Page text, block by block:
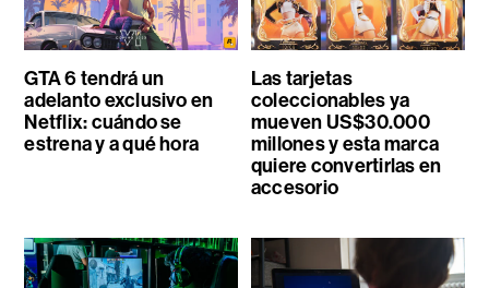
GTA 6 tendrá un
adelanto exclusivo en
Netflix: cuándo se
estrena y a qué hora
Las tarjetas
coleccionables ya
mueven US$30.000
millones y esta marca
quiere convertirlas en
accesorio